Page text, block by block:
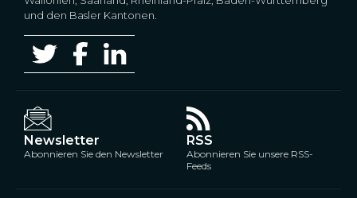
und den Basler Kantonen.
Newsletter
Abonnieren Sie den Newsletter
RSS
Abonnieren Sie unsere RSS-
Feeds